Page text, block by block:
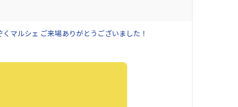
マルシェ ご来場ありがとうございました！